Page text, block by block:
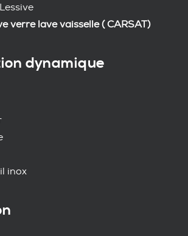
verre lave vaisselle ( CARSAT)
dynamique
inox